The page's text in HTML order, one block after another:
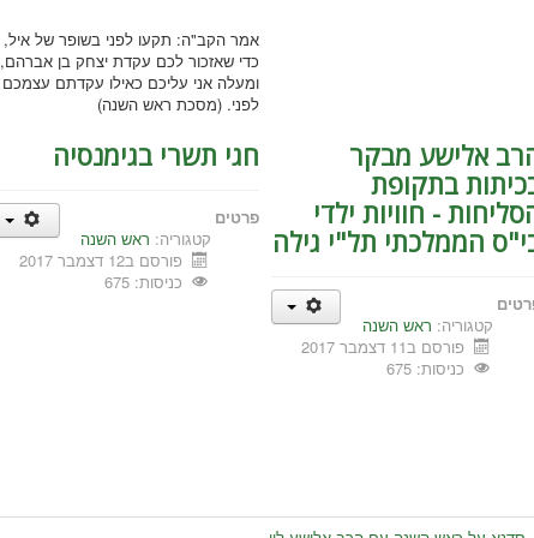
אמר הקב"ה: תקעו לפני בשופר של איל,
כדי שאזכור לכם עקדת יצחק בן אברהם,
ומעלה אני עליכם כאילו עקדתם עצמכם
לפני. (מסכת ראש השנה)
אלישע מבקר
בתקופת
- חוויות ילדי
הממלכתי תל"י גילה
קטגוריה: ראש השנה
פורסם ב11 דצמבר 2017
כניסות: 675
חגי תשרי בגימנסיה
פרטים
קטגוריה: ראש השנה
פורסם ב12 דצמבר 2017
כניסות: 675